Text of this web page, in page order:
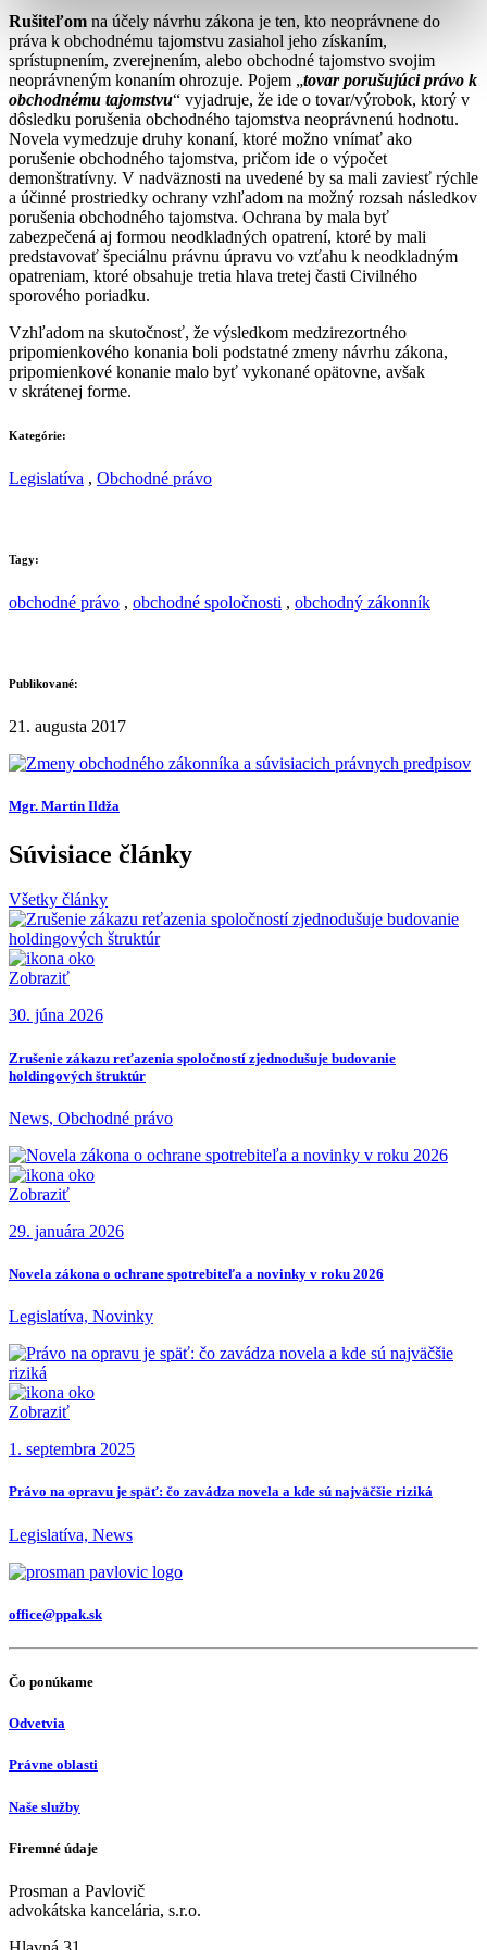
Rušiteľom na účely návrhu zákona je ten, kto neoprávnene do
práva k obchodnému tajomstvu zasiahol jeho získaním,
sprístupnením, zverejnením, alebo obchodné tajomstvo svojim
neoprávneným konaním ohrozuje. Pojem „tovar porušujúci právo k
obchodnému tajomstvu“ vyjadruje, že ide o tovar/výrobok, ktorý v
dôsledku porušenia obchodného tajomstva neoprávnenú hodnotu.
Novela vymedzuje druhy konaní, ktoré možno vnímať ako
porušenie obchodného tajomstva, pričom ide o výpočet
demonštratívny. V nadväznosti na uvedené by sa mali zaviesť rýchle
a účinné prostriedky ochrany vzhľadom na možný rozsah následkov
porušenia obchodného tajomstva. Ochrana by mala byť
zabezpečená aj formou neodkladných opatrení, ktoré by mali
predstavovať špeciálnu právnu úpravu vo vzťahu k neodkladným
opatreniam, ktoré obsahuje tretia hlava tretej časti Civilného
sporového poriadku.
Vzhľadom na skutočnosť, že výsledkom medzirezortného
pripomienkového konania boli podstatné zmeny návrhu zákona,
pripomienkové konanie malo byť vykonané opätovne, avšak
v skrátenej forme.
Kategórie:
Legislatíva , Obchodné právo
Tagy:
obchodné právo , obchodné spoločnosti , obchodný zákonník
Publikované:
21. augusta 2017
Mgr. Martin Ildža
Súvisiace články
Všetky články
Zobraziť
30. júna 2026
Zrušenie zákazu reťazenia spoločností zjednodušuje budovanie
holdingových štruktúr
News, Obchodné právo
Zobraziť
29. januára 2026
Novela zákona o ochrane spotrebiteľa a novinky v roku 2026
Legislatíva, Novinky
Zobraziť
1. septembra 2025
Právo na opravu je späť: čo zavádza novela a kde sú najväčšie riziká
Legislatíva, News
office@ppak.sk
Čo ponúkame
Odvetvia
Právne oblasti
Naše služby
Firemné údaje
Prosman a Pavlovič
advokátska kancelária, s.r.o.